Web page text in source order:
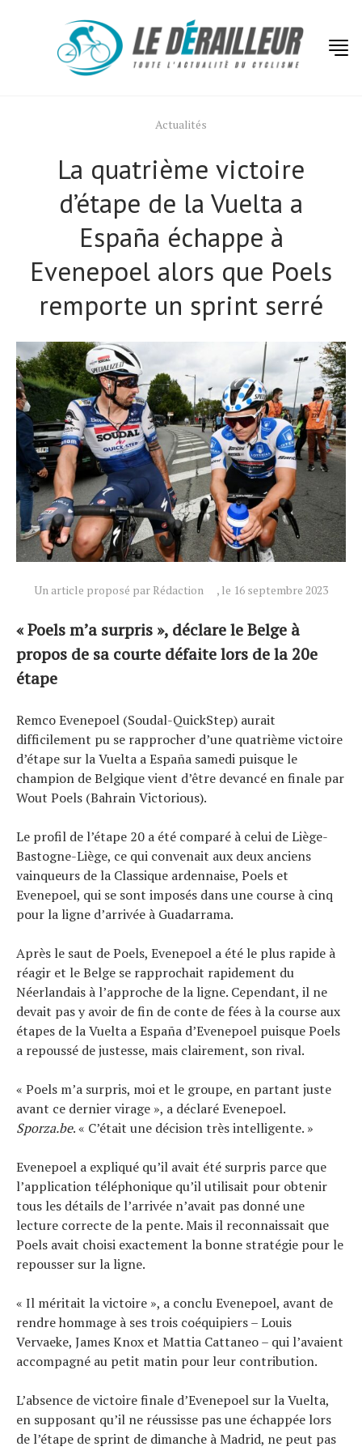
Actualités
La quatrième victoire
d’étape de la Vuelta a
España échappe à
Evenepoel alors que Poels
remporte un sprint serré
Un article proposé par Rédaction , le 16 septembre 2023
« Poels m’a surpris », déclare le Belge à
propos de sa courte défaite lors de la 20e
étape
Remco Evenepoel (Soudal-QuickStep) aurait
difficilement pu se rapprocher d’une quatrième victoire
d’étape sur la Vuelta a España samedi puisque le
champion de Belgique vient d’être devancé en finale par
Wout Poels (Bahrain Victorious).
Le profil de l’étape 20 a été comparé à celui de Liège-
Bastogne-Liège, ce qui convenait aux deux anciens
vainqueurs de la Classique ardennaise, Poels et
Evenepoel, qui se sont imposés dans une course à cinq
pour la ligne d’arrivée à Guadarrama.
Après le saut de Poels, Evenepoel a été le plus rapide à
réagir et le Belge se rapprochait rapidement du
Néerlandais à l’approche de la ligne. Cependant, il ne
devait pas y avoir de fin de conte de fées à la course aux
étapes de la Vuelta a España d’Evenepoel puisque Poels
a repoussé de justesse, mais clairement, son rival.
« Poels m’a surpris, moi et le groupe, en partant juste
avant ce dernier virage », a déclaré Evenepoel.
Sporza.be. « C’était une décision très intelligente. »
Evenepoel a expliqué qu’il avait été surpris parce que
l’application téléphonique qu’il utilisait pour obtenir
tous les détails de l’arrivée n’avait pas donné une
lecture correcte de la pente. Mais il reconnaissait que
Poels avait choisi exactement la bonne stratégie pour le
repousser sur la ligne.
« Il méritait la victoire », a conclu Evenepoel, avant de
rendre hommage à ses trois coéquipiers – Louis
Vervaeke, James Knox et Mattia Cattaneo – qui l’avaient
accompagné au petit matin pour leur contribution.
L’absence de victoire finale d’Evenepoel sur la Vuelta,
en supposant qu’il ne réussisse pas une échappée lors
de l’étape de sprint de dimanche à Madrid, ne peut pas
Actualités
Technologies
Tests de produits
Tendances
Tous nos articles
À propos